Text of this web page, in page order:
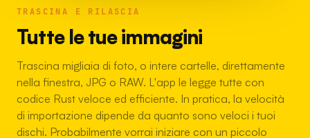
TRASCINA E RILASCIA
Tutte le tue immagini
Trascina migliaia di foto, o intere cartelle, direttamente
nella finestra, JPG o RAW. L'app le legge tutte con
codice Rust veloce ed efficiente. In pratica, la velocità
di importazione dipende da quanto sono veloci i tuoi
dischi. Probabilmente vorrai iniziare con un piccolo